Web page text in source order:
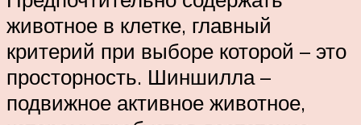
животное в клетке, главный
критерий при выборе которой – это
просторность. Шиншилла –
подвижное активное животное,